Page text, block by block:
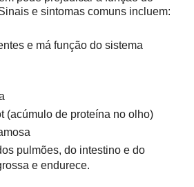
e sintomas comuns incluem:
e má função do sistema
(acúmulo de proteína no olho)
pulmões, do intestino e do
e endurece.